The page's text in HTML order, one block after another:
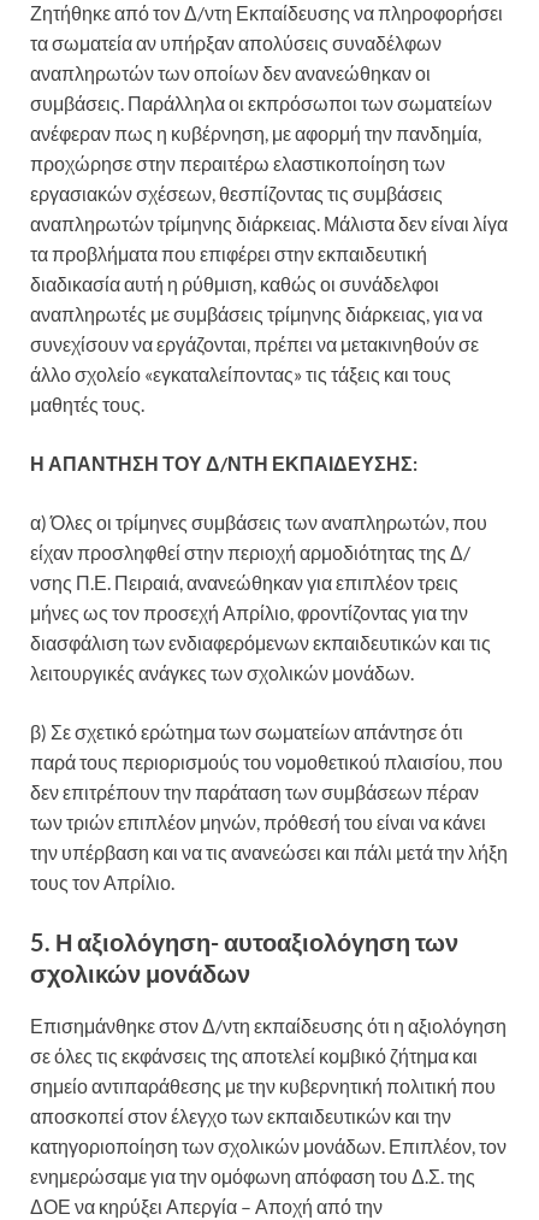
Ζητήθηκε από τον Δ/ντη Εκπαίδευσης να πληροφορήσει
τα σωματεία αν υπήρξαν απολύσεις συναδέλφων
αναπληρωτών των οποίων δεν ανανεώθηκαν οι
συμβάσεις. Παράλληλα οι εκπρόσωποι των σωματείων
ανέφεραν πως η κυβέρνηση, με αφορμή την πανδημία,
προχώρησε στην περαιτέρω ελαστικοποίηση των
εργασιακών σχέσεων, θεσπίζοντας τις συμβάσεις
αναπληρωτών τρίμηνης διάρκειας. Μάλιστα δεν είναι λίγα
τα προβλήματα που επιφέρει στην εκπαιδευτική
διαδικασία αυτή η ρύθμιση, καθώς οι συνάδελφοι
αναπληρωτές με συμβάσεις τρίμηνης διάρκειας, για να
συνεχίσουν να εργάζονται, πρέπει να μετακινηθούν σε
άλλο σχολείο «εγκαταλείποντας» τις τάξεις και τους
μαθητές τους.
Η ΑΠΑΝΤΗΣΗ ΤΟΥ Δ/ΝΤΗ ΕΚΠΑΙΔΕΥΣΗΣ:
α) Όλες οι τρίμηνες συμβάσεις των αναπληρωτών, που
είχαν προσληφθεί στην περιοχή αρμοδιότητας της Δ/
νσης Π.Ε. Πειραιά, ανανεώθηκαν για επιπλέον τρεις
μήνες ως τον προσεχή Απρίλιο, φροντίζοντας για την
διασφάλιση των ενδιαφερόμενων εκπαιδευτικών και τις
λειτουργικές ανάγκες των σχολικών μονάδων.
β) Σε σχετικό ερώτημα των σωματείων απάντησε ότι
παρά τους περιορισμούς του νομοθετικού πλαισίου, που
δεν επιτρέπουν την παράταση των συμβάσεων πέραν
των τριών επιπλέον μηνών, πρόθεσή του είναι να κάνει
την υπέρβαση και να τις ανανεώσει και πάλι μετά την λήξη
τους τον Απρίλιο.
5. Η αξιολόγηση- αυτοαξιολόγηση των
σχολικών μονάδων
Επισημάνθηκε στον Δ/ντη εκπαίδευσης ότι η αξιολόγηση
σε όλες τις εκφάνσεις της αποτελεί κομβικό ζήτημα και
σημείο αντιπαράθεσης με την κυβερνητική πολιτική που
αποσκοπεί στον έλεγχο των εκπαιδευτικών και την
κατηγοριοποίηση των σχολικών μονάδων. Επιπλέον, τον
ενημερώσαμε για την ομόφωνη απόφαση του Δ.Σ. της
ΔΟΕ να κηρύξει Απεργία – Αποχή από την